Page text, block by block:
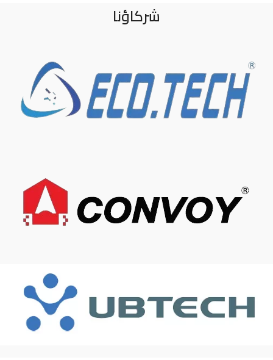
شركاؤنا